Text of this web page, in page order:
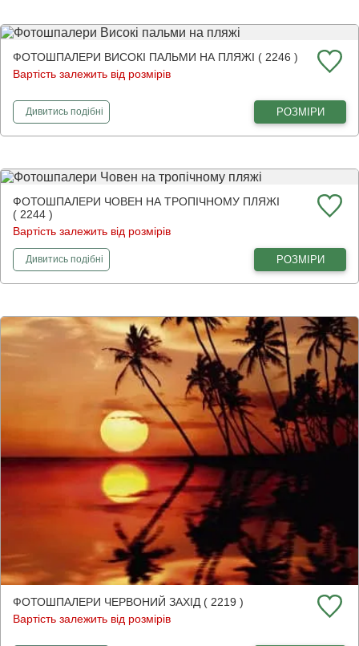
ФОТОШПАЛЕРИ ВИСОКІ ПАЛЬМИ НА ПЛЯЖІ ( 2246 )
Вартість залежить від розмірів
Дивитисьфотошпалери
подібні РОЗМІРИ
ФОТОШПАЛЕРИ ЧОВЕН НА ТРОПІЧНОМУ ПЛЯЖІ
( 2244 )
Вартість залежить від розмірів
Дивитисьфотошпалери
подібні РОЗМІРИ
ФОТОШПАЛЕРИ ЧЕРВОНИЙ ЗАХІД ( 2219 )
Вартість залежить від розмірів